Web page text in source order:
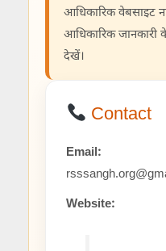
आधिकारिक वेबसाइट
आधिकारिक जानकारी
देखें।
Contact
Email:
Website: